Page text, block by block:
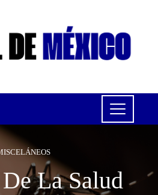
La Salud